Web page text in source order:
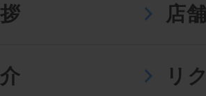
店
リ